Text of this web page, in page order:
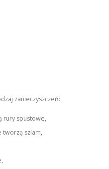
zanieczyszczeń:
rury spustowe,
szlam,